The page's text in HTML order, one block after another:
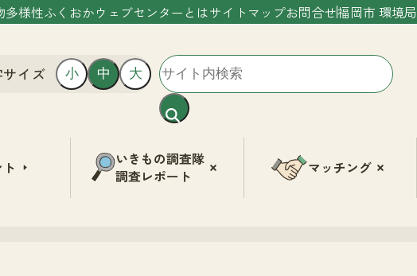
多様性ふくおかウェブセンターとはサイトマップお問合せ福岡市 環境局
イズ 小 中 大
いきもの調査隊
調査レポート
マッチング